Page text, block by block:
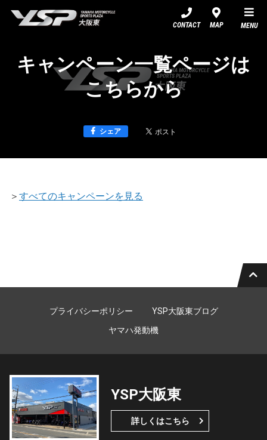
CONTACT MAP MENU
キャンペーン一覧ページは
こちらから
シェア
＞ すべてのキャンペーンを見る
プライバシーポリシー
YSP大阪東ブログ
ヤマハ発動機
YSP大阪東
詳しくはこちら